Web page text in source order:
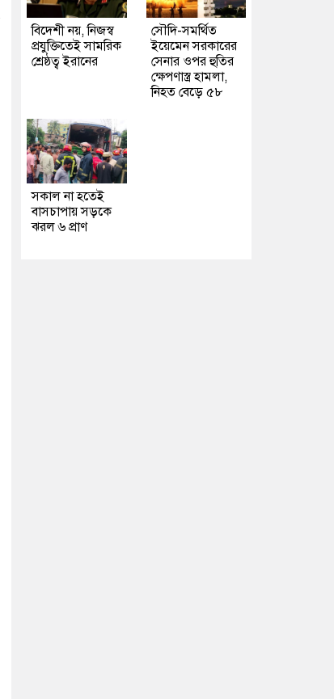
বিদেশী নয়, নিজস্ব
প্রযুক্তিতেই সামরিক
শ্রেষ্ঠত্ব ইরানের
সৌদি-সমর্থিত
ইয়েমেন সরকারের
সেনার ওপর হুতির
ক্ষেপণাস্ত্র হামলা,
নিহত বেড়ে ৫৮
সকাল না হতেই
বাসচাপায় সড়কে
ঝরল ৬ প্রাণ